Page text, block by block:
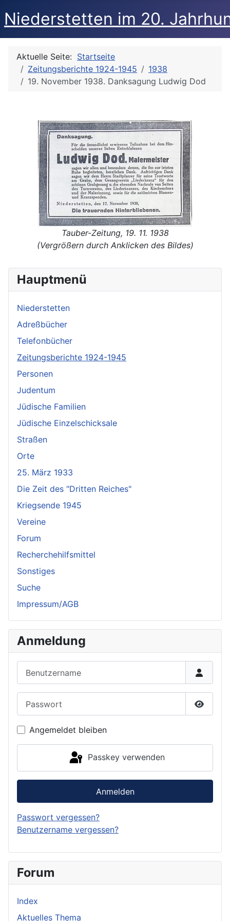
Niederstetten im 20.
Aktuelle Seite: Startseite
Zeitungsberichte 1924-1945
1938
19. November 1938. Danksagung Ludwig Dod
Tauber-Zeitung, 19. 11. 1938
(Vergrößern durch Anklicken des Bildes)
Hauptmenü
Niederstetten
Adreßbücher
Telefonbücher
Zeitungsberichte 1924-1945
Personen
Judentum
Jüdische Familien
Jüdische Einzelschicksale
Straßen
Orte
25. März 1933
Die Zeit des "Dritten Reiches"
Kriegsende 1945
Vereine
Forum
Recherchehilfsmittel
Sonstiges
Suche
Impressum/AGB
Anmeldung
Angemeldet bleiben
Passkey verwenden
Anmelden
Passwort vergessen?
Benutzername vergessen?
Forum
Index
Aktuelles Thema